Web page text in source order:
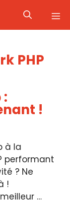
PHP
!
à la
performant
? Ne
!
…